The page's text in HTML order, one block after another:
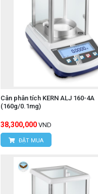
Cân phân tích KERN ALJ 160-4A
(160g/0.1mg)
38,300,000 VND
ĐẶT MUA